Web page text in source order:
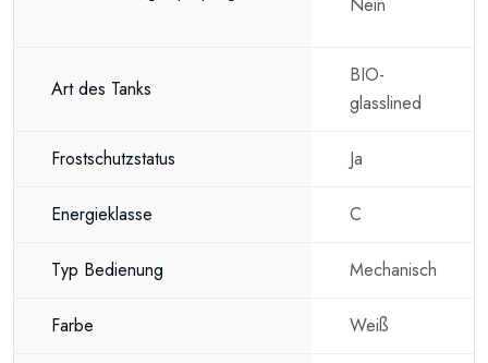
Art des Tanks
BIO-
glasslined
Frostschutzstatus Ja
Energieklasse C
Typ Bedienung Mechanisch
Farbe Weiß